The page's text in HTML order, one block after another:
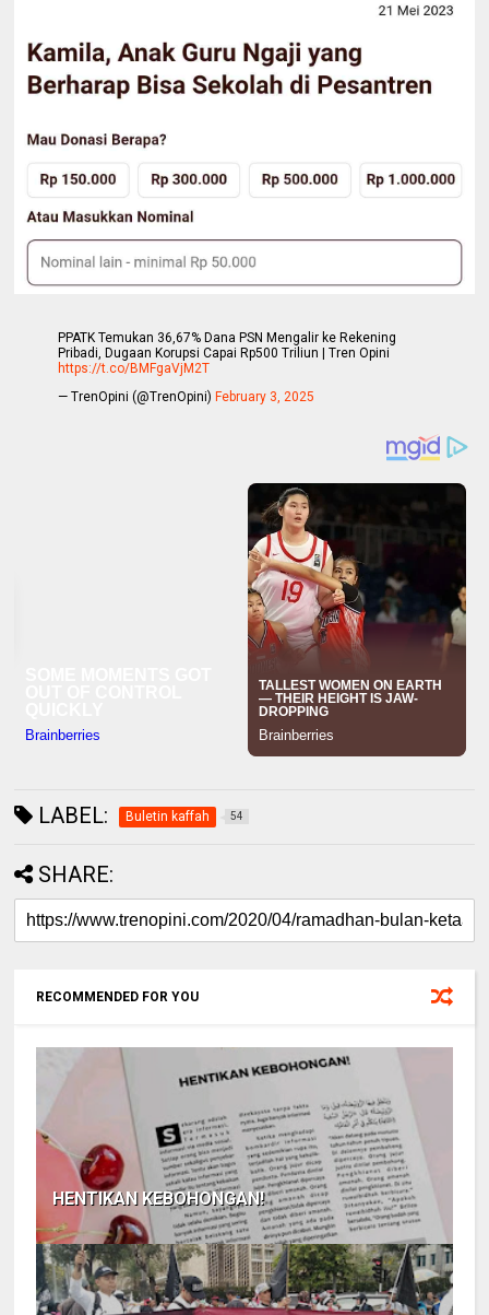
PPATK Temukan 36,67% Dana PSN Mengalir ke Rekening
Pribadi, Dugaan Korupsi Capai Rp500 Triliun | Tren Opini
https://t.co/BMFgaVjM2T
— TrenOpini (@TrenOpini)February 3, 2025
LABEL: Buletin kaffah 54
SHARE:
RECOMMENDED FOR YOU
HENTIKAN KEBOHONGAN!